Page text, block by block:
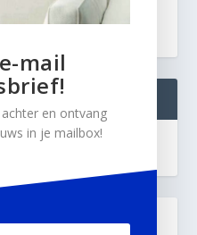
mail
en ontvang
in je mailbox!